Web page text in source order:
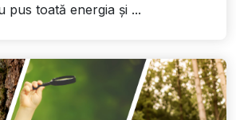
pus toată energia și ...